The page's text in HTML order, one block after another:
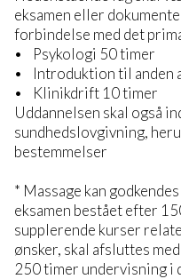
eksamen eller
forbindelse med det
• Psykologi 50 timer
• Introduktion til anden
• Klinikdrift 10 timer
Uddannelsen skal også
sundhedslovgivning,
bestemmelser
* Massage kan
eksamen bestået efter
supplerende kurser
ønsker, skal afsluttes
250 timer undervisning i